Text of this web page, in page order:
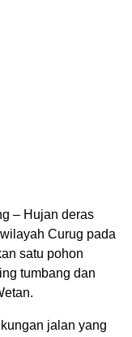
– Hujan deras
Curug pada
satu pohon
tumbang dan
jalan yang